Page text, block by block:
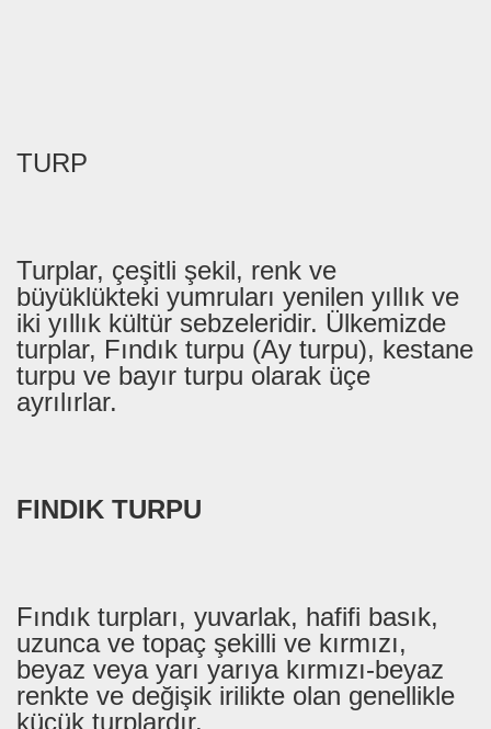
TURP
Turplar, çeşitli şekil, renk ve
büyüklükteki yumruları yenilen yıllık ve
iki yıllık kültür sebzeleridir. Ülkemizde
turplar, Fındık turpu (Ay turpu), kestane
turpu ve bayır turpu olarak üçe
ayrılırlar.
FINDIK TURPU
Fındık turpları, yuvarlak, hafifi basık,
uzunca ve topaç şekilli ve kırmızı,
beyaz veya yarı yarıya kırmızı-beyaz
renkte ve değişik irilikte olan genellikle
küçük turplardır.